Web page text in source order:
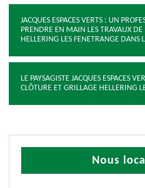
JACQUES ESPACES VERTS : UN
PRENDRE EN MAIN LES TRAVAUX DE
HELLERING LES FENETRANGE DANS
LE PAYSAGISTE JACQUES ESPACES
CLÔTURE ET GRILLAGE HELLERING
Nous